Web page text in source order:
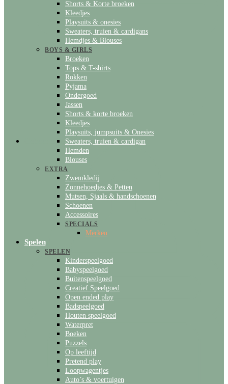
Geboortelijst
Shorts & Korte broeken
Kleedjes
Playsuits & onesies
Sweaters, truien & cardigans
Hemdjes & Blouses
BOYS & GIRLS
Broeken
Tops & T-shirts
Rokken
Pyjama
Ondergoed
Jassen
Shorts & korte broeken
Kleedjes
Playsuits, jumpsuits & Onesies
Sweaters, truien & cardigan
Hemden
Blouses
EXTRA
Zwemkledij
Zonnehoedjes & Petten
Mutsen, Sjaals & handschoenen
Schoenen
Accessoires
SPECIALS
Merken
Spelen
SPELEN
Kinderspeelgoed
Babyspeelgoed
Buitenspeelgoed
Creatief Speelgoed
Open ended play
Badspeelgoed
Houten speelgoed
Waterpret
Boeken
Puzzels
Op leeftijd
Pretend play
Loopwagentjes
Auto’s & voertuigen